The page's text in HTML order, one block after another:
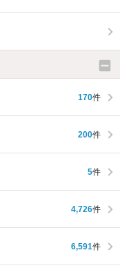
170件
200件
5件
4,726件
6,591件